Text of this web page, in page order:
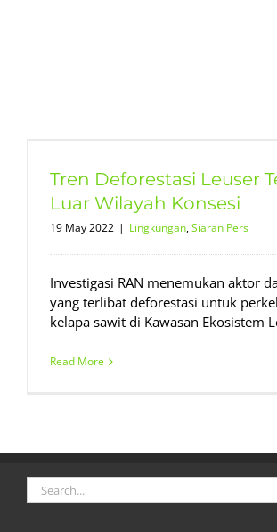
Tren Deforestasi Leuser
Luar Wilayah Konsesi
19 May 2022 | Lingkungan,Siaran Pers
Investigasi RAN menemukan aktor
yang terlibat deforestasi untuk
kelapa sawit di Kawasan Ekosistem
Read More
Search
for: